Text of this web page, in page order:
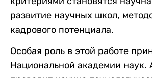
развитие научных школ,
кадрового потенциала.
Особая роль в этой работе
Национальной академии наук.